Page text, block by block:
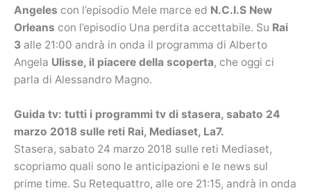
Angeles con l’episodio Mele marce ed N.C.I.S New
Orleans con l’episodio Una perdita accettabile. Su Rai
3 alle 21:00 andrà in onda il programma di Alberto
Angela Ulisse, il piacere della scoperta, che oggi ci
parla di Alessandro Magno.
Guida tv: tutti i programmi tv di stasera, sabato 24
marzo 2018 sulle reti Rai, Mediaset, La7.
Stasera, sabato 24 marzo 2018 sulle reti Mediaset,
scopriamo quali sono le anticipazioni e le news sul
prime time. Su Retequattro, alle ore 21:15, andrà in onda